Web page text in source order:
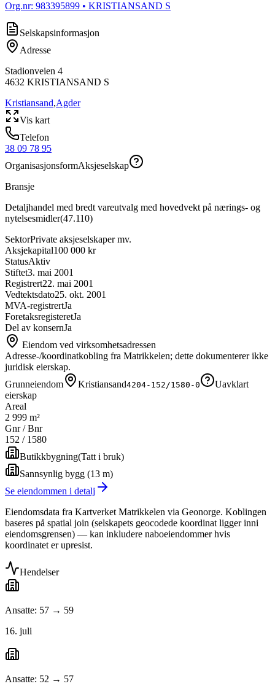
Org.nr: 983395899 • KRISTIANSAND S
Selskapsinformasjon
Adresse
Stadionveien 4
4632 KRISTIANSAND S
Kristiansand,Agder
Vis kart
Telefon
38 09 78 95
OrganisasjonsformAksjeselskap
Bransje
Detaljhandel med bredt vareutvalg med hovedvekt på nærings- og
nytelsesmidler(47.110)
SektorPrivate aksjeselskaper mv.
Aksjekapital100 000 kr
StatusAktiv
Stiftet3. mai 2001
Registrert22. mai 2001
Vedtektsdato25. okt. 2001
MVA-registrertJa
ForetaksregisteretJa
Del av konsernJa
Eiendom ved virksomhetsadressen
Adresse-/koordinatkobling fra Matrikkelen; dette dokumenterer ikke
juridisk eierskap.
Grunneiendom
Kristiansand4204-152/1580-0
Uavklart
eierskap
Areal
2 999 m²
Gnr / Bnr
152 / 1580
Butikkbygning(Tatt i bruk)
Sannsynlig bygg (13 m)
Se eiendommen i detalj
Eiendomsdata fra Kartverket Matrikkelen via Geonorge. Koblingen
baseres på spatial join (selskapets geocodede koordinat ligger inni
eiendomsgrensen) — kan inkludere naboeiendommer hvis
koordinatet er upresist.
Hendelser
Ansatte: 57 → 59
16. juli
Ansatte: 52 → 57